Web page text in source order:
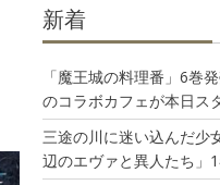
新着
「魔王城の料理番」6巻
のコラボカフェが本日ス
三途の川に迷い込んだ少
辺のエヴァと異人たち」